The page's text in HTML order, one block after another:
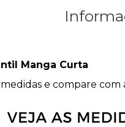
Manga Curta
e compare